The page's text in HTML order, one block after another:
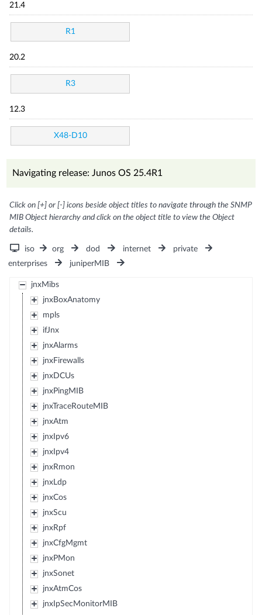
21.4
R1
20.2
R3
12.3
X48-D10
Navigating release: Junos OS 25.4R1
Click on [+] or [-] icons beside object titles to navigate through the SNMP
MIB Object hierarchy and click on the object title to view the Object
details.
iso org dod internet
private
enterprises
juniperMIB
jnxMibs
jnxBoxAnatomy
mpls
ifJnx
jnxAlarms
jnxFirewalls
jnxDCUs
jnxPingMIB
jnxTraceRouteMIB
jnxAtm
jnxIpv6
jnxIpv4
jnxRmon
jnxLdp
jnxCos
jnxScu
jnxRpf
jnxCfgMgmt
jnxPMon
jnxSonet
jnxAtmCos
jnxIpSecMonitorMIB